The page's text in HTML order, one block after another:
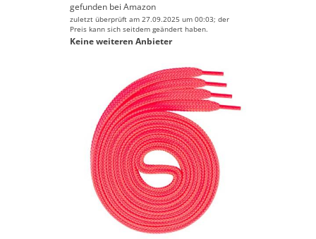
gefunden bei Amazon
zuletzt überprüft am 27.09.2025 um 00:03; der
Preis kann sich seitdem geändert haben.
Keine weiteren Anbieter